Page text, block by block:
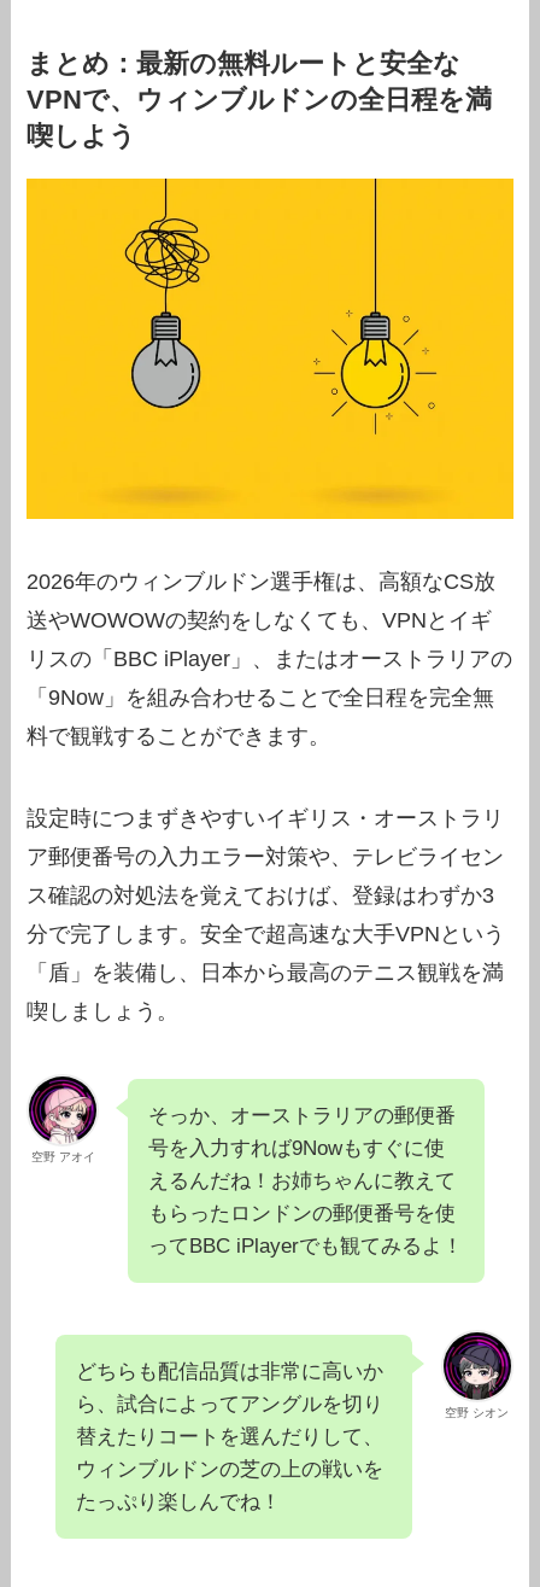
まとめ：最新の無料ルートと安全な
VPNで、ウィンブルドンの全日程を満
喫しよう
2026年のウィンブルドン選手権は、高額なCS放
送やWOWOWの契約をしなくても、VPNとイギ
リスの「BBC iPlayer」、またはオーストラリアの
「9Now」を組み合わせることで全日程を完全無
料で観戦することができます。
設定時につまずきやすいイギリス・オーストラリ
ア郵便番号の入力エラー対策や、テレビライセン
ス確認の対処法を覚えておけば、登録はわずか3
分で完了します。安全で超高速な大手VPNという
「盾」を装備し、日本から最高のテニス観戦を満
喫しましょう。
空野 アオイ
そっか、オーストラリアの郵便番
号を入力すれば9Nowもすぐに使
えるんだね！お姉ちゃんに教えて
もらったロンドンの郵便番号を使
ってBBC iPlayerでも観てみるよ！
空野 シオン
どちらも配信品質は非常に高いか
ら、試合によってアングルを切り
替えたりコートを選んだりして、
ウィンブルドンの芝の上の戦いを
たっぷり楽しんでね！